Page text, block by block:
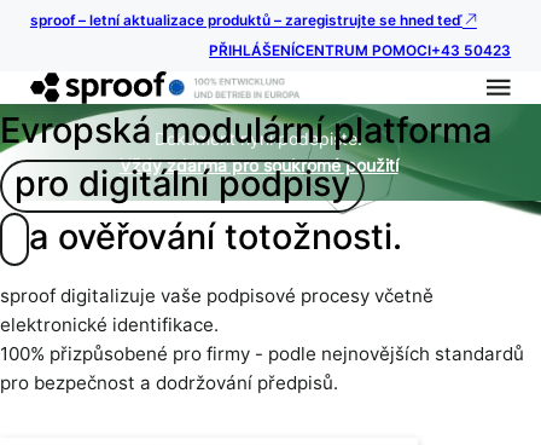
sproof – letní aktualizace produktů – zaregistrujte se hned teď
PŘIHLÁŠENÍCENTRUM POMOCI+43 50423
Evropská modulární platforma
pro digitální podpisy
a ověřování totožnosti.
sproof digitalizuje vaše podpisové procesy včetně
elektronické identifikace.
100% přizpůsobené pro firmy - podle nejnovějších standardů
pro bezpečnost a dodržování předpisů.
Dokument nyní podepište.
Vždy zdarma pro soukromé použití